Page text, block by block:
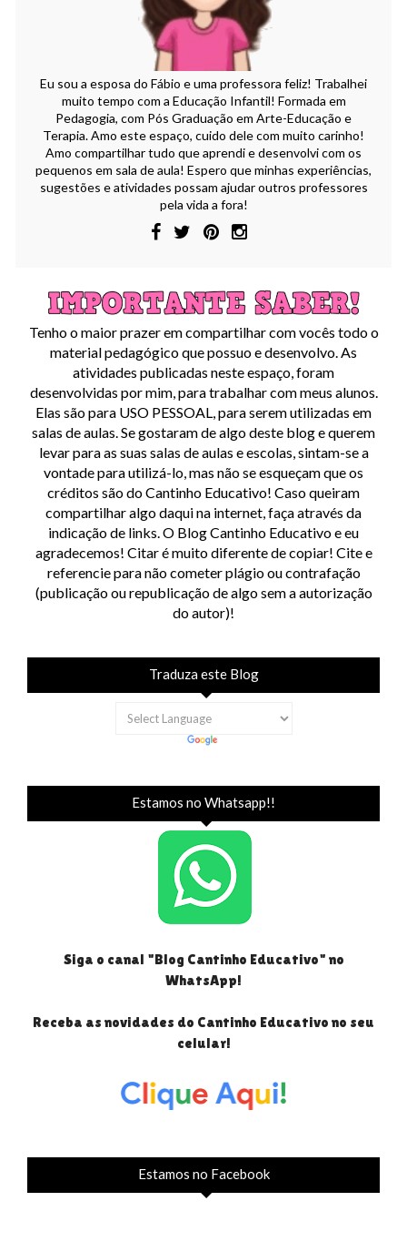
Eu sou a esposa do Fábio e uma professora feliz! Trabalhei
muito tempo com a Educação Infantil! Formada em
Pedagogia, com Pós Graduação em Arte-Educação e
Terapia. Amo este espaço, cuido dele com muito carinho!
Amo compartilhar tudo que aprendi e desenvolvi com os
pequenos em sala de aula! Espero que minhas experiências,
sugestões e atividades possam ajudar outros professores
pela vida a fora!
Tenho o maior prazer em compartilhar com vocês todo o
material pedagógico que possuo e desenvolvo. As
atividades publicadas neste espaço, foram
desenvolvidas por mim, para trabalhar com meus alunos.
Elas são para USO PESSOAL, para serem utilizadas em
salas de aulas. Se gostaram de algo deste blog e querem
levar para as suas salas de aulas e escolas, sintam-se a
vontade para utilizá-lo, mas não se esqueçam que os
créditos são do Cantinho Educativo! Caso queiram
compartilhar algo daqui na internet, faça através da
indicação de links. O Blog Cantinho Educativo e eu
agradecemos! Citar é muito diferente de copiar! Cite e
referencie para não cometer plágio ou contrafação
(publicação ou republicação de algo sem a autorização
do autor)!
Traduza este Blog
Estamos no Whatsapp!!
Siga o canal "Blog Cantinho Educativo" no
WhatsApp!
Receba as novidades do Cantinho Educativo no seu
celular!
Estamos no Facebook